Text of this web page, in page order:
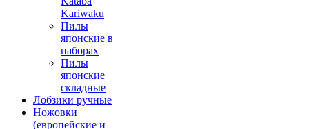
Kariwaku
Пилы
японские в
наборах
Пилы
японские
складные
Лобзики ручные
Ножовки
(европейские и